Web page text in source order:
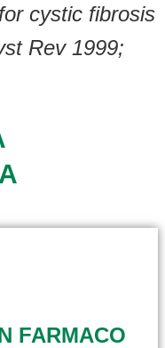
cystic fibrosis
Rev 1999;
FARMACO